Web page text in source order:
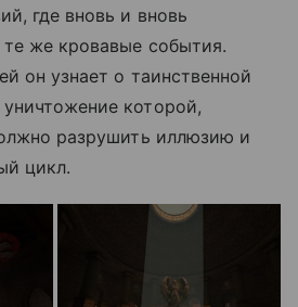
где вновь и вновь
же кровавые события.
он узнает о таинственной
которой,
разрушить иллюзию и
цикл.